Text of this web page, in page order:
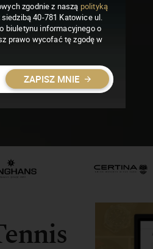
zgodnie z naszą polityką
40-781 Katowice ul.
biuletynu informacyjnego o
prawo wycofać tę zgodę w
ZAPISZ MNIE